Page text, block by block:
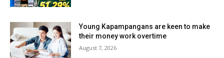
Young Kapampangans are keen to make
their money work overtime
August 7, 2026